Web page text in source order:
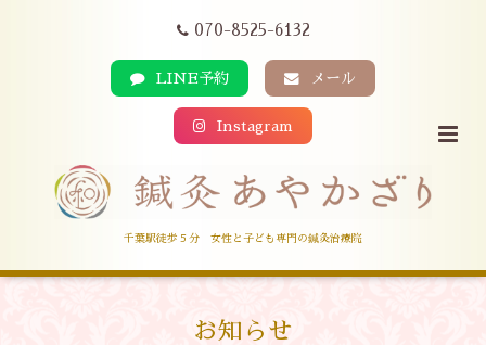
070-8525-6132
LINE予約 メール
Instagram
千葉駅徒歩５分 女性と子ども専門の鍼灸治療院
お知らせ